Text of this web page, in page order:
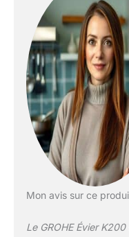
Mon avis sur ce
Le GROHE Évier